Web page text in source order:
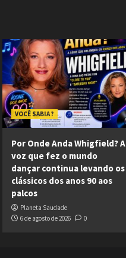
VOCÊ SABIA ?
Por Onde Anda Whigfield? A
voz que fez o mundo
dançar continua levando os
clássicos dos anos 90 aos
palcos
Planeta Saudade
6 de agosto de 2026
0